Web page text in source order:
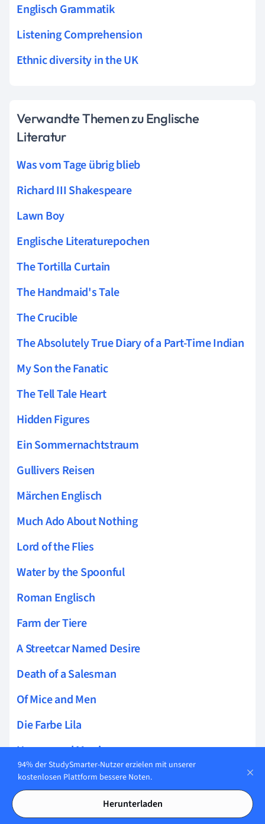
Englisch Grammatik
Listening Comprehension
Ethnic diversity in the UK
Verwandte Themen zu Englische
Literatur
Was vom Tage übrig blieb
Richard III Shakespeare
Lawn Boy
Englische Literaturepochen
The Tortilla Curtain
The Handmaid's Tale
The Crucible
The Absolutely True Diary of a Part-Time Indian
My Son the Fanatic
The Tell Tale Heart
Hidden Figures
Ein Sommernachtstraum
Gullivers Reisen
Märchen Englisch
Much Ado About Nothing
Lord of the Flies
Water by the Spoonful
Roman Englisch
Farm der Tiere
A Streetcar Named Desire
Death of a Salesman
Of Mice and Men
Die Farbe Lila
Unarranged Marriage
Two Kinds
Shakespeare Sonnet
94% der StudySmarter-Nutzer erzielen mit unserer
kostenlosen Plattform bessere Noten.
Herunterladen